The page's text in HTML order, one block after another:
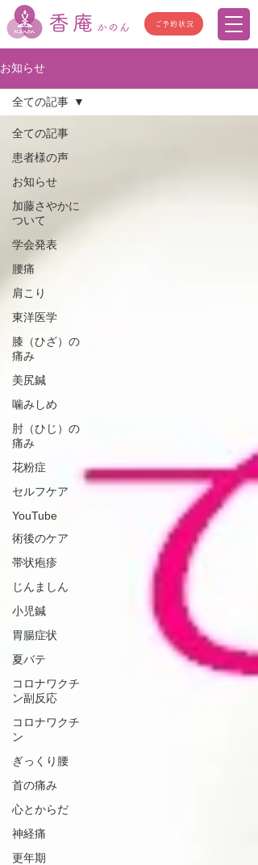
香庵 かのん ご予約状況
お知らせ
全ての記事
患者様の声
お知らせ
加藤さやかに
ついて
学会発表
腰痛
肩こり
東洋医学
膝（ひざ）の
痛み
美尻鍼
噛みしめ
肘（ひじ）の
痛み
花粉症
セルフケア
YouTube
術後のケア
帯状疱疹
じんましん
小児鍼
胃腸症状
夏バテ
コロナワクチ
ン副反応
コロナワクチ
ン
ぎっくり腰
首の痛み
心とからだ
神経痛
更年期
全ての記事